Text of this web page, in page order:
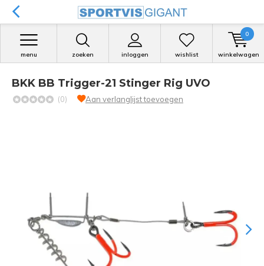
zoeken inloggen
menu wishlist winkelwagen
0
BKK BB Trigger-21 Stinger Rig UVO
(0) Aan verlanglijst toevoegen